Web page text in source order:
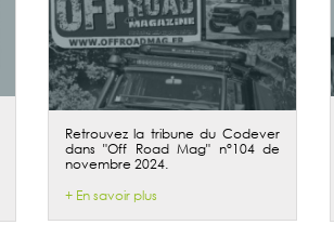
Retrouvez la tribune du Codever
dans "Off Road Mag" n°104 de
novembre 2024.
+ En savoir plus